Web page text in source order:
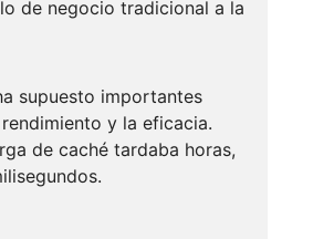
de negocio tradicional a la
supuesto importantes
y la eficacia.
de caché tardaba horas,